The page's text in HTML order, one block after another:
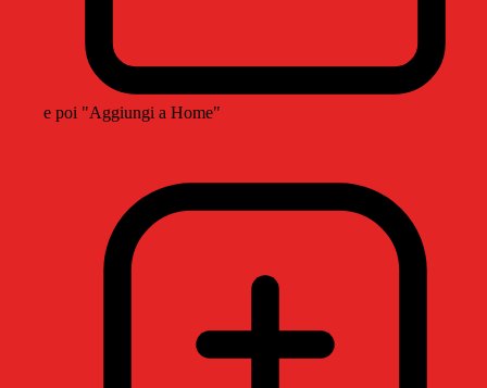
e poi "Aggiungi a Home"